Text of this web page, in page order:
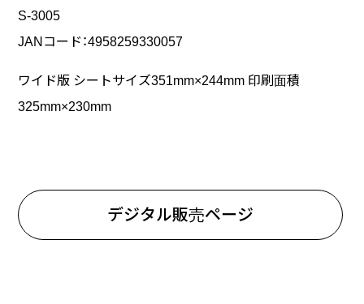
S-3005
JANコード：4958259330057
ワイド版 シートサイズ351mm×244mm 印刷面積
325mm×230mm
デジタル販売ページ